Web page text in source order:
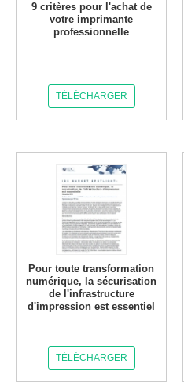
9 critères pour l'achat de
votre imprimante
professionnelle
TÉLÉCHARGER
Pour toute transformation
numérique, la sécurisation
de l'infrastructure
d'impression est essentiel
TÉLÉCHARGER